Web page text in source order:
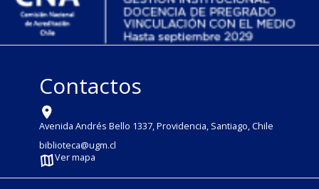
Contactos
Avenida Andrés Bello 1337, Providencia, Santiago, Chile
biblioteca@ugm.cl
Ver mapa